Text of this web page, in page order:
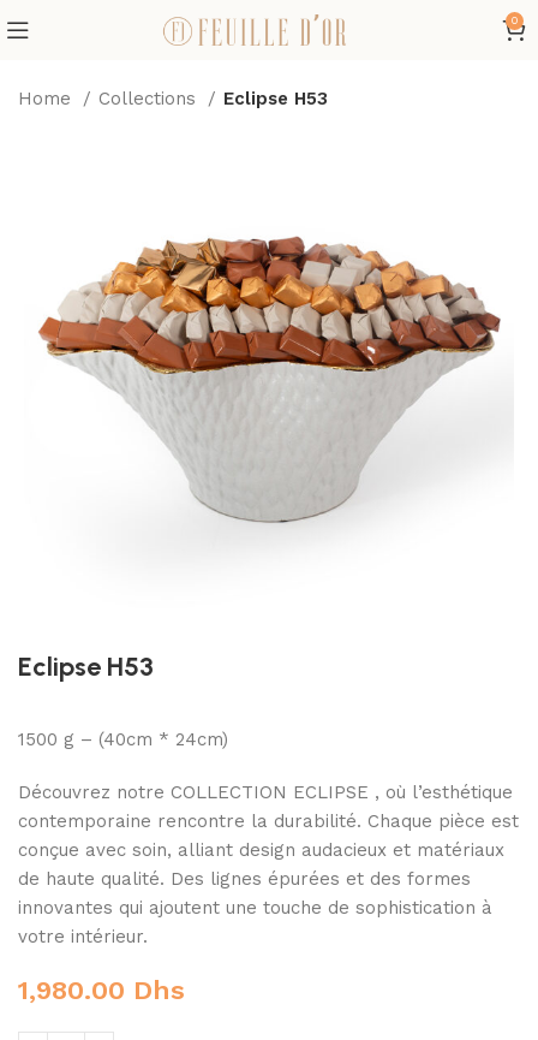
0
Home Collections Eclipse H53
Eclipse H53
1500 g – (40cm * 24cm)
Découvrez notre COLLECTION ECLIPSE , où l’esthétique
contemporaine rencontre la durabilité. Chaque pièce est
conçue avec soin, alliant design audacieux et matériaux
de haute qualité. Des lignes épurées et des formes
innovantes qui ajoutent une touche de sophistication à
votre intérieur.
1,980.00 Dhs